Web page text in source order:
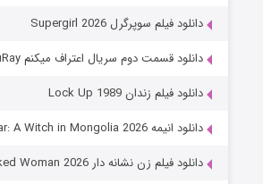
دانلود فیلم سوپرگرل Supergirl 2026
دانلود قسمت دوم سریال اعتراف میکنم 1080p BluRay
دانلود فیلم زندان Lock Up 1989
دانلود انیمه Jaadugar: A Witch in Mongolia 2026
دانلود فیلم زن نشانه دار The Marked Woman 2026